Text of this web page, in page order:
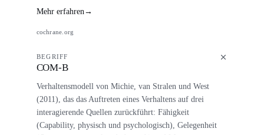
Mehr erfahren→
cochrane.org
BEGRIFF
COM-B
Verhaltensmodell von Michie, van Stralen und West
(2011), das das Auftreten eines Verhaltens auf drei
interagierende Quellen zurückführt: Fähigkeit
(Capability, physisch und psychologisch), Gelegenheit